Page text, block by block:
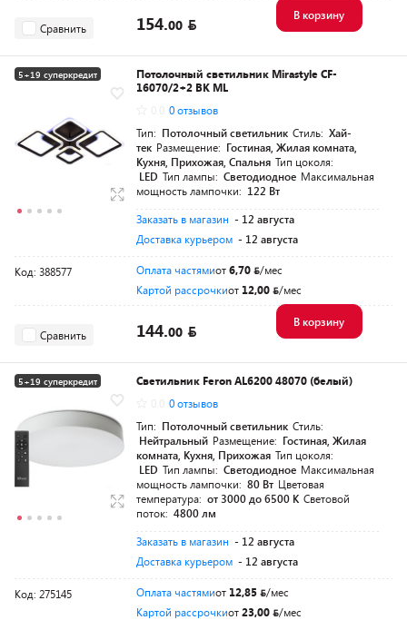
Сравнить 154.00
В корзину
5+19 суперкредит
Потолочный светильник Mirastyle CF-
16070/2+2 BK ML
0 отзывов
Тип: Потолочный светильник Стиль: Хай-
тек Размещение: Гостиная, Жилая комната,
Кухня, Прихожая, Спальня Тип цоколя:
LED Тип лампы: Светодиодное Максимальная
мощность лампочки: 122 Вт
Заказать в магазин - 12 августа
Доставка курьером - 12 августа
Код: 388577 Оплата частямиот6,70
/мес
Картой рассрочкиот 12,00 /мес
Сравнить 144.00
В корзину
5+19 суперкредит
Светильник Feron AL6200 48070 (белый)
0 отзывов
Тип: Потолочный светильник Стиль:
Нейтральный Размещение: Гостиная, Жилая
комната, Кухня, Прихожая Тип цоколя:
LED Тип лампы: Светодиодное Максимальная
мощность лампочки: 80 Вт Цветовая
температура: от 3000 до 6500 K Световой
поток: 4800 лм
Заказать в магазин - 12 августа
Доставка курьером - 12 августа
Код: 275145 Оплата частямиот 12,85
/мес
Картой рассрочкиот23,00 /мес